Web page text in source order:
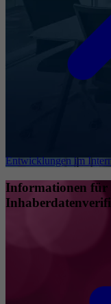
Entwicklungen im
Informationen für